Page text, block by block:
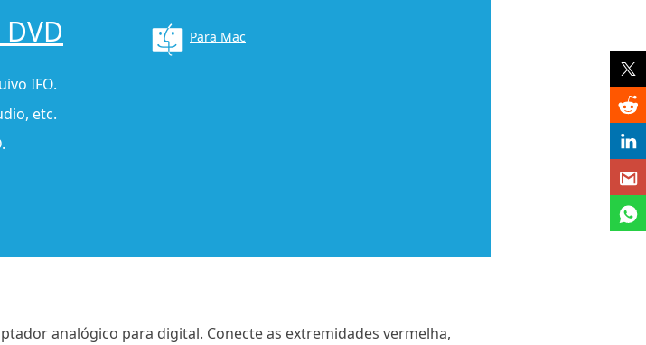
Para Mac
IFO.
etc.
analógico para digital. Conecte as extremidades vermelha,